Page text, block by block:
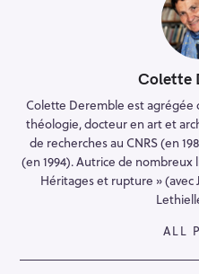
Colette
Colette Deremble est agrégée
théologie, docteur en art et
de recherches au CNRS (en
(en 1994). Autrice de nombreux
Héritages et rupture »
ALL